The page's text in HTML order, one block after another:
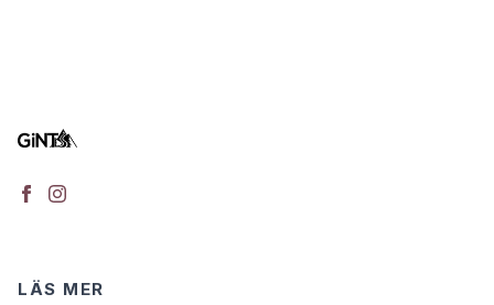
LÄS MER